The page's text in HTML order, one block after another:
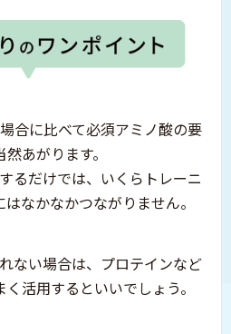
合に比べて必須アミノ酸の要
あがります。
るだけでは、 いくらトレーニ
はなかなかつながりません。
ない場合は、プロテインなど
活用するといいでしょう。